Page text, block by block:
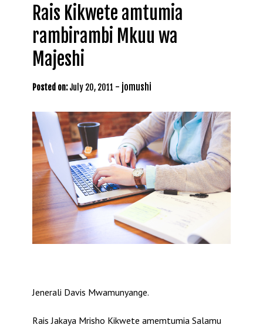
Rais Kikwete amtumia
rambirambi Mkuu wa
Majeshi
Posted on: July 20, 2011 - jomushi
Jenerali Davis Mwamunyange.
Rais Jakaya Mrisho Kikwete amemtumia Salamu